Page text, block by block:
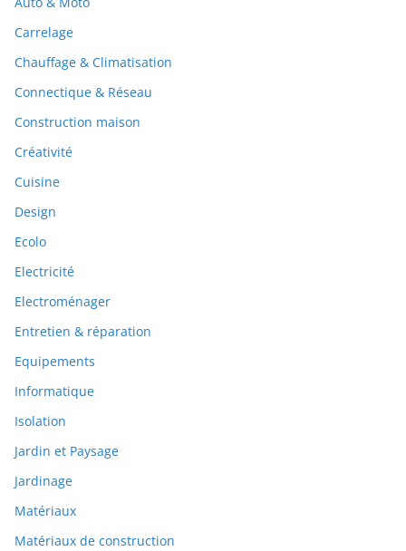
Carrelage
Chauffage & Climatisation
Connectique & Réseau
Construction maison
Créativité
Cuisine
Design
Ecolo
Electricité
Electroménager
Entretien & réparation
Equipements
Informatique
Isolation
Jardin et Paysage
Jardinage
Matériaux
Matériaux de construction